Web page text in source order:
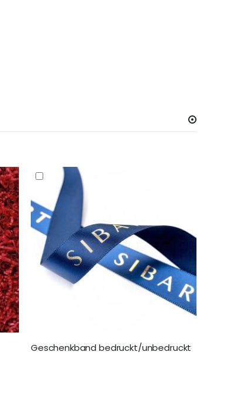
Geschenkband bedruckt/unbedruckt